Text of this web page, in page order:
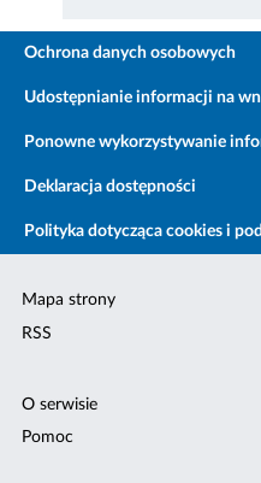
Ochrona danych osobowych
Udostępnianie informacji na
Ponowne wykorzystywanie
Deklaracja dostępności
Polityka dotycząca cookies i
Mapa strony
RSS
O serwisie
Pomoc